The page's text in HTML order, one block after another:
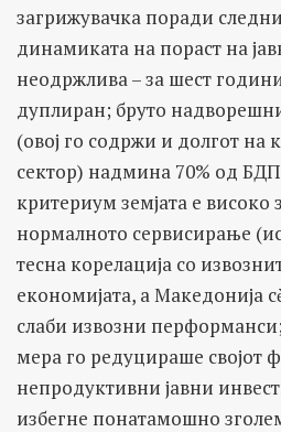
загрижувачка поради
динамиката на пораст на
неодржлива – за шест
дуплиран; бруто
(овој го содржи и долгот на
сектор) надмина 70% од
критериум земјата е високо
нормалното сервисирање
тесна корелација со
економијата, а Македонија
слаби извозни
мера го редуцираше својот
непродуктивни јавни
избегне понатамошно